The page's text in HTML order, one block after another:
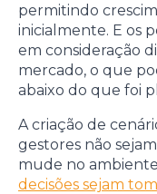
permitindo
inicialmente. E os
em consideração
mercado, o que
abaixo do que foi
A criação de
gestores não
mude no
decisões sejam